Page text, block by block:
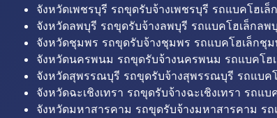
จังหวัดเพชรบุรี รถขุดรับจ้างเพชรบุรี รถแบคโฮเ
จังหวัดลพบุรี รถขุดรับจ้างลพบุรี รถแบคโฮเล็กล
จังหวัดชุมพร รถขุดรับจ้างชุมพร รถแบคโฮเล็กชุ
จังหวัดนครพนม รถขุดรับจ้างนครพนม รถแบคโ
จังหวัดสุพรรณบุรี รถขุดรับจ้างสุพรรณบุรี รถแบ
จังหวัดฉะเชิงเทรา รถขุดรับจ้างฉะเชิงเทรา รถแ
จังหวัดมหาสารคาม รถขุดรับจ้างมหาสารคาม ร